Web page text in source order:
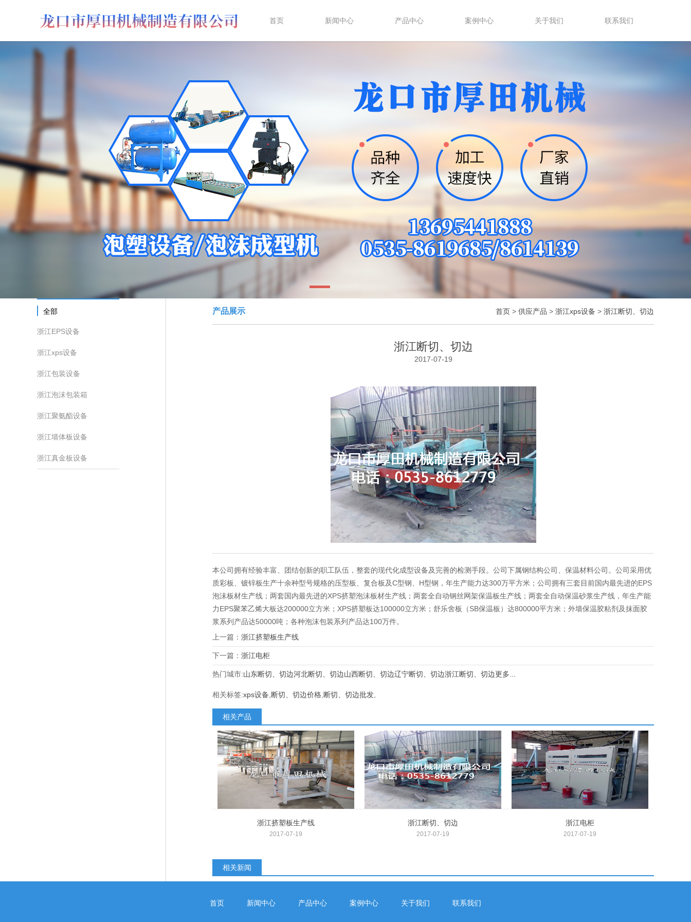
首页 新闻中心 产品中心 案例中心 关于我们 联系我们
全部
浙江EPS设备
浙江xps设备
浙江包装设备
浙江泡沫包装箱
浙江聚氨酯设备
浙江墙体板设备
浙江真金板设备
产品展示 首页 > 供应产品 > 浙江xps设备 > 浙江断切、切边
浙江断切、切边
2017-07-19
本公司拥有经验丰富、团结创新的职工队伍，整套的现代化成型设备及完善的检测手段。公司下属钢结构公司、保温材料公司。公司采用优
质彩板、镀锌板生产十余种型号规格的压型板、复合板及C型钢、H型钢，年生产能力达300万平方米；公司拥有三套目前国内最先进的EPS
泡沫板材生产线；两套国内最先进的XPS挤塑泡沫板材生产线；两套全自动钢丝网架保温板生产线；两套全自动保温砂浆生产线，年生产能
力EPS聚苯乙烯大板达200000立方米；XPS挤塑板达100000立方米；舒乐舍板（SB保温板）达800000平方米；外墙保温胶粘剂及抹面胶
浆系列产品达50000吨；各种泡沫包装系列产品达100万件。
上一篇： 浙江挤塑板生产线
下一篇： 浙江电柜
热门城市:山东断切、切边河北断切、切边山西断切、切边辽宁断切、切边浙江断切、切边更多...
相关标签:xps设备 断切、切边价格 断切、切边批发
相关产品
浙江挤塑板生产线
2017-07-19
浙江断切、切边
2017-07-19
浙江电柜
2017-07-19
相关新闻
首页 新闻中心 产品中心 案例中心 关于我们 联系我们